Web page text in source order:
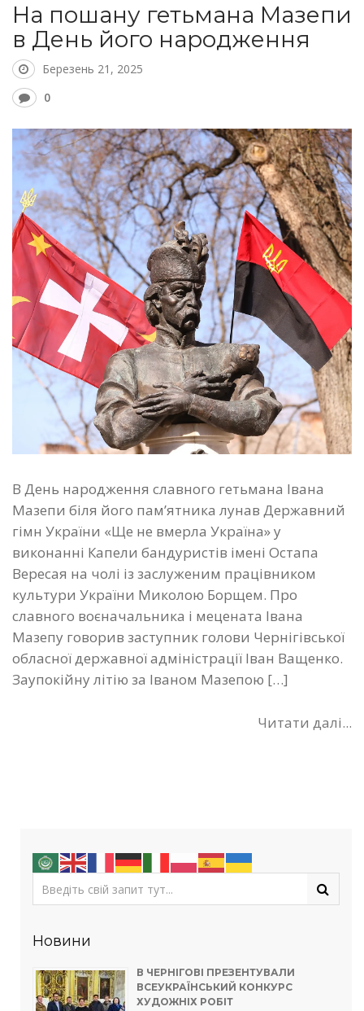
На пошану гетьмана Мазепи
в День його народження
Березень 21, 2025
0
В День народження славного гетьмана Івана
Мазепи біля його пам’ятника лунав Державний
гімн України «Ще не вмерла Україна» у
виконанні Капели бандуристів імені Остапа
Вересая на чолі із заслуженим працівником
культури України Миколою Борщем. Про
славного воєначальника і мецената Івана
Мазепу говорив заступник голови Чернігівської
обласної державної адміністрації Іван Ващенко.
Заупокійну літію за Іваном Мазепою […]
Читати далі...
Новини
В ЧЕРНІГОВІ ПРЕЗЕНТУВАЛИ
ВСЕУКРАЇНСЬКИЙ КОНКУРС
ХУДОЖНІХ РОБІТ